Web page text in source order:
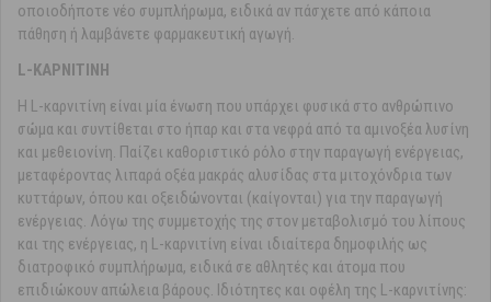
οποιοδήποτε νέο συμπλήρωμα, ειδικά αν πάσχετε από κάποια
πάθηση ή λαμβάνετε φαρμακευτική αγωγή.
L-ΚΑΡΝΙΤΙΝΗ
Η L-καρνιτίνη είναι μία ένωση που υπάρχει φυσικά στο ανθρώπινο
σώμα και συντίθεται στο ήπαρ και στα νεφρά από τα αμινοξέα λυσίνη
και μεθειονίνη. Παίζει καθοριστικό ρόλο στην παραγωγή ενέργειας,
μεταφέροντας λιπαρά οξέα μακράς αλυσίδας στα μιτοχόνδρια των
κυττάρων, όπου και οξειδώνονται (καίγονται) για την παραγωγή
ενέργειας. Λόγω της συμμετοχής της στον μεταβολισμό του λίπους
και της ενέργειας, η L-καρνιτίνη είναι ιδιαίτερα δημοφιλής ως
διατροφικό συμπλήρωμα, ειδικά σε αθλητές και άτομα που
επιδιώκουν απώλεια βάρους. Ιδιότητες και οφέλη της L-καρνιτίνης: